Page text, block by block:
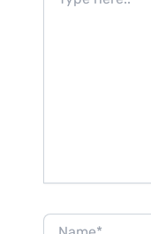
here..
Name*